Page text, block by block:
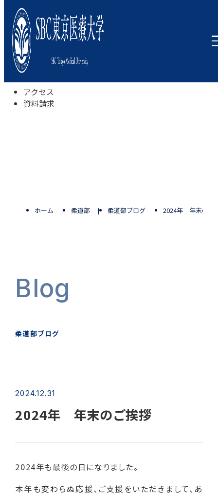
本学について
学びの特色
学部・学科
キャンパスライフ
入試情報
受験相談会
アクセス
資料請求
Blog
柔道部ブログ
ホーム 柔道部 柔道部ブログ 2024年 年末のご
2024.12.31
2024年 年末のご挨拶
2024年も最後の日になりました。
本年も変わらぬ応援、ご支援をいただきまして、あ